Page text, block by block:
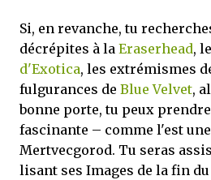
Si, en revanche, tu
décrépites à la Eraserhead,
d'Exotica, les extrémismes
fulgurances de Blue Velvet,
bonne porte, tu peux
fascinante – comme l'est
Mertvecgorod. Tu seras
lisant ses Images de la fin du